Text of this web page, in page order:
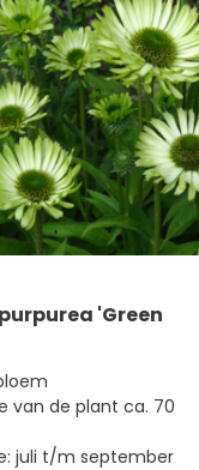
'Green
van de plant ca. 70
juli t/m september